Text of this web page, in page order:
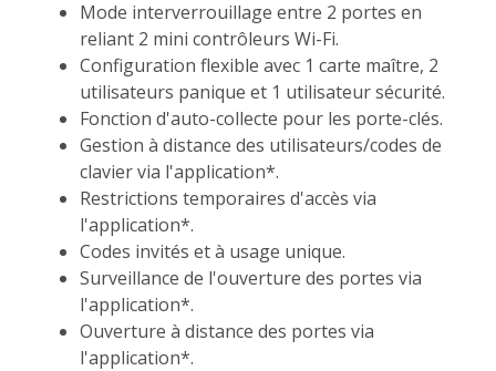
Mode interverrouillage entre 2 portes en
reliant 2 mini contrôleurs Wi-Fi.
Configuration flexible avec 1 carte maître, 2
utilisateurs panique et 1 utilisateur sécurité.
Fonction d'auto-collecte pour les porte-clés.
Gestion à distance des utilisateurs/codes de
clavier via l'application*.
Restrictions temporaires d'accès via
l'application*.
Codes invités et à usage unique.
Surveillance de l'ouverture des portes via
l'application*.
Ouverture à distance des portes via
l'application*.